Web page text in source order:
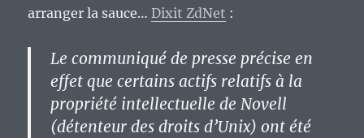
?
arranger la sauce…Dixit ZdNet :
Le communiqué de presse précise en
effet que certains actifs relatifs à la
propriété intellectuelle de Novell
(détenteur des droits d’Unix) ont été